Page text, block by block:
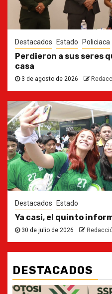
Destacados Estado Policiaca
Perdieron a sus seres
casa
3 de agosto de 2026
Destacados Estado
Ya casi, el quinto
30 de julio de 2026
DESTACADOS